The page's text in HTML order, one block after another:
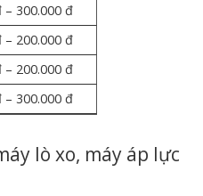
– 300.000 đ
– 200.000 đ
– 200.000 đ
– 300.000 đ
lò xo, máy áp lực